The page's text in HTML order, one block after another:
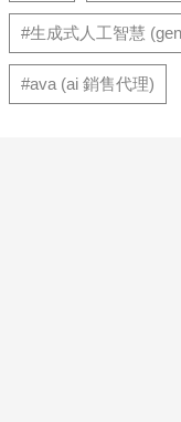
#生成式人工智慧
#ava (ai 銷售代理)